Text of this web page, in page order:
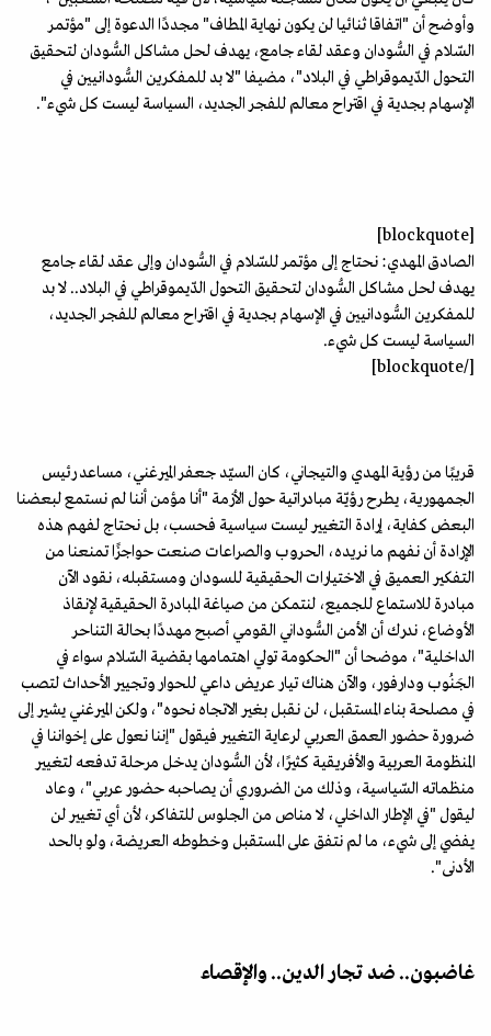
وأوضح أن "اتفاقا ثنائيا لن يكون نهاية المطاف" مجددًا الدعوة إلى "مؤتمر
السّلام في السُّودان وعقد لقاء جامع، يهدف لحل مشاكل السُّودان لتحقيق
التحول الدّيموقراطي في البلاد"، مضيفا "لا بد للمفكرين السُّودانيين في
الإسهام بجدية في اقتراح معالم للفجر الجديد، السياسة ليست كل شيء".
الصادق المهدي: نحتاج إلى مؤتمر للسّلام في السُّودان وإلى عقد لقاء جامع
يهدف لحل مشاكل السُّودان لتحقيق التحول الدّيموقراطي في البلاد.. لا بد
للمفكرين السُّودانيين في الإسهام بجدية في اقتراح معالم للفجر الجديد،
السياسة ليست كل شيء.
[/blockquote]
قريبًا من رؤية المهدي والتيجاني، كان السيّد جعفر الميرغني، مساعد رئيس
الجمهورية، يطرح رؤيّة مبادراتية حول الأزمة "أنا مؤمن أننا لم نستمع لبعضنا
البعض كفاية، إرادة التغيير ليست سياسية فحسب، بل نحتاج لفهم هذه
الإرادة أن نفهم ما نريده، الحروب والصراعات صنعت حواجزًا تمنعنا من
التفكير العميق في الاختيارات الحقيقية للسودان ومستقبله، نقود الآن
مبادرة للاستماع للجميع، لنتمكن من صياغة المبادرة الحقيقية لإنقاذ
الأوضاع، ندرك أن الأمن السُّوداني القومي أصبح مهددًا بحالة التناحر
الداخلية"، موضحا أن "الحكومة تولي اهتمامها بقضية السّلام سواء في
الجَنُوب ودارفور، والآن هناك تيار عريض داعي للحوار وتجيير الأحداث لتصب
في مصلحة بناء المستقبل، لن نقبل بغير الاتجاه نحوه"، ولكن الميرغني يشير إلى
ضرورة حضور العمق العربي لرعاية التغيير فيقول "إننا نعول على إخواننا في
المنظومة العربية والأفريقية كثيرًا، لأن السُّودان يدخل مرحلة تدفعه لتغيير
منظماته السّياسية، وذلك من الضروري أن يصاحبه حضور عربي"، وعاد
ليقول "في الإطار الداخلي، لا مناص من الجلوس للتفاكر، لأن أي تغيير لن
يفضي إلى شيء، ما لم نتفق على المستقبل وخطوطه العريضة، ولو بالحد
الأدنى".
غاضبون.. ضد تجار الدين.. والإقصاء